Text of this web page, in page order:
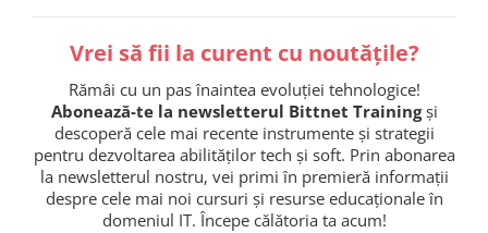
Vrei să fii la curent cu noutățile?
Rămâi cu un pas înaintea evoluției tehnologice!
Abonează-te la newsletterul Bittnet Trainingși
descoperă cele mai recente instrumente și strategii
pentru dezvoltarea abilităților tech și soft. Prin abonarea
la newsletterul nostru, vei primi în premieră informații
despre cele mai noi cursuri și resurse educaționale în
domeniul IT. Începe călătoria ta acum!